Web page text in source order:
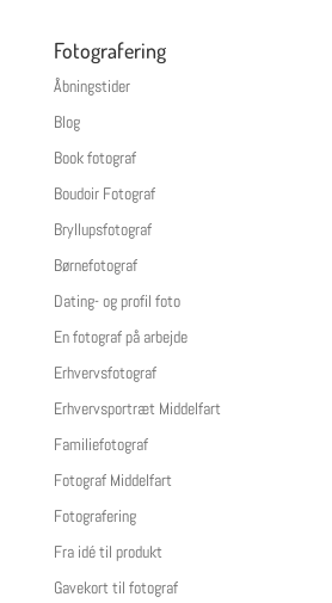
Fotografering
Åbningstider
Blog
Book fotograf
Boudoir Fotograf
Bryllupsfotograf
Børnefotograf
Dating- og profil foto
En fotograf på arbejde
Erhvervsfotograf
Erhvervsportræt Middelfart
Familiefotograf
Fotograf Middelfart
Fotografering
Fra idé til produkt
Gavekort til fotograf